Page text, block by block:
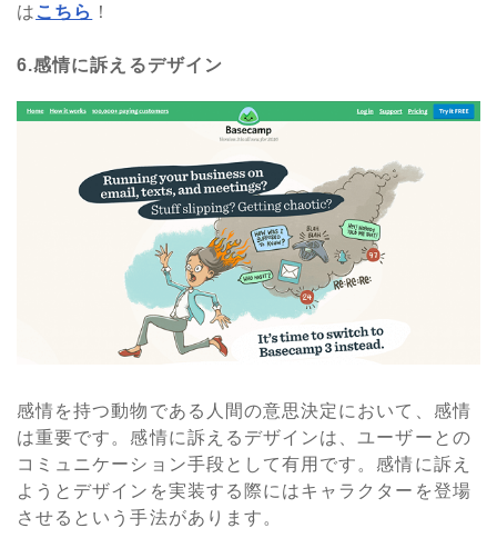
は こちら ！
6.感情に訴えるデザイン
感情を持つ動物である人間の意思決定において、感情
は重要です。感情に訴えるデザインは、ユーザーとの
コミュニケーション手段として有用です。感情に訴え
ようとデザインを実装する際にはキャラクターを登場
させるという手法があります。